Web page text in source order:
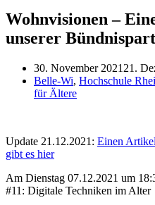
Wohnvisionen –
unserer
30. November 2021 21.
Belle-Wi, Hochschule
für Ältere
Update 21.12.2021: Einen
gibt es hier
Am Dienstag 07.12.2021 um
#11: Digitale Techniken im Alter